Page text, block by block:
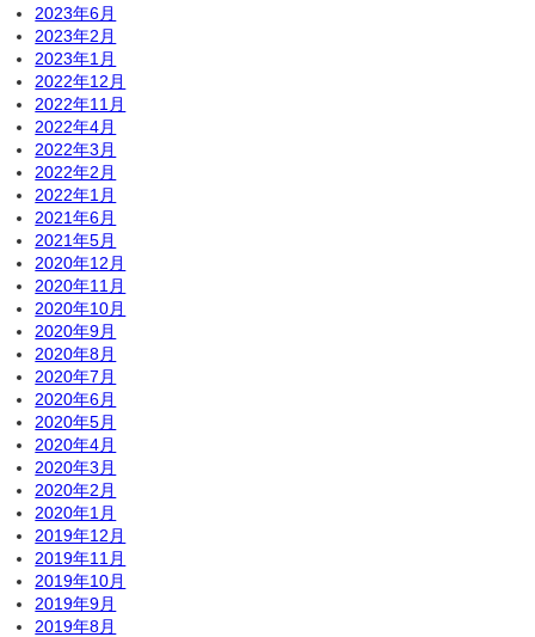
2023年6月
2023年2月
2023年1月
2022年12月
2022年11月
2022年4月
2022年3月
2022年2月
2022年1月
2021年6月
2021年5月
2020年12月
2020年11月
2020年10月
2020年9月
2020年8月
2020年7月
2020年6月
2020年5月
2020年4月
2020年3月
2020年2月
2020年1月
2019年12月
2019年11月
2019年10月
2019年9月
2019年8月